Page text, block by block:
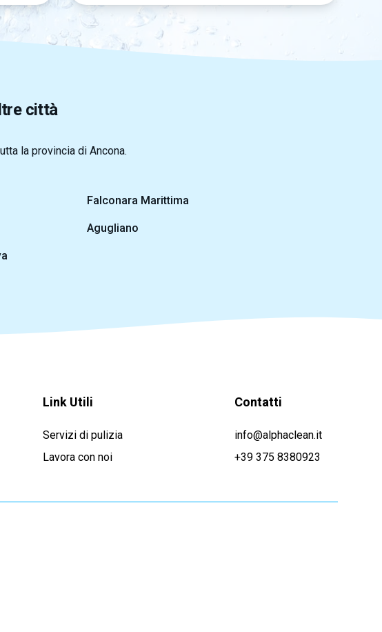
città
la provincia di Ancona.
Falconara Marittima
Agugliano
Link Utili
Servizi di pulizia
Lavora con noi
Contatti
info@alphaclean.it
+39 375 8380923